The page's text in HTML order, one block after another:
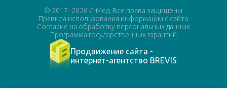
© 2017- 2026 Л-Мед. Все права защищены
Правила использования информации с сайта
Согласие на обработку персональных данных
Программа государственных гарантий
Продвижение сайта -
интернет-агентство BREVIS